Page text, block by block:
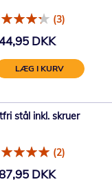
(3)
DKK
LÆG I KURV
stål inkl. skruer
(2)
DKK